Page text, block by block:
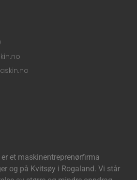
et maskinentreprenørfirma
og på Kvitsøy i Rogaland. Vi står